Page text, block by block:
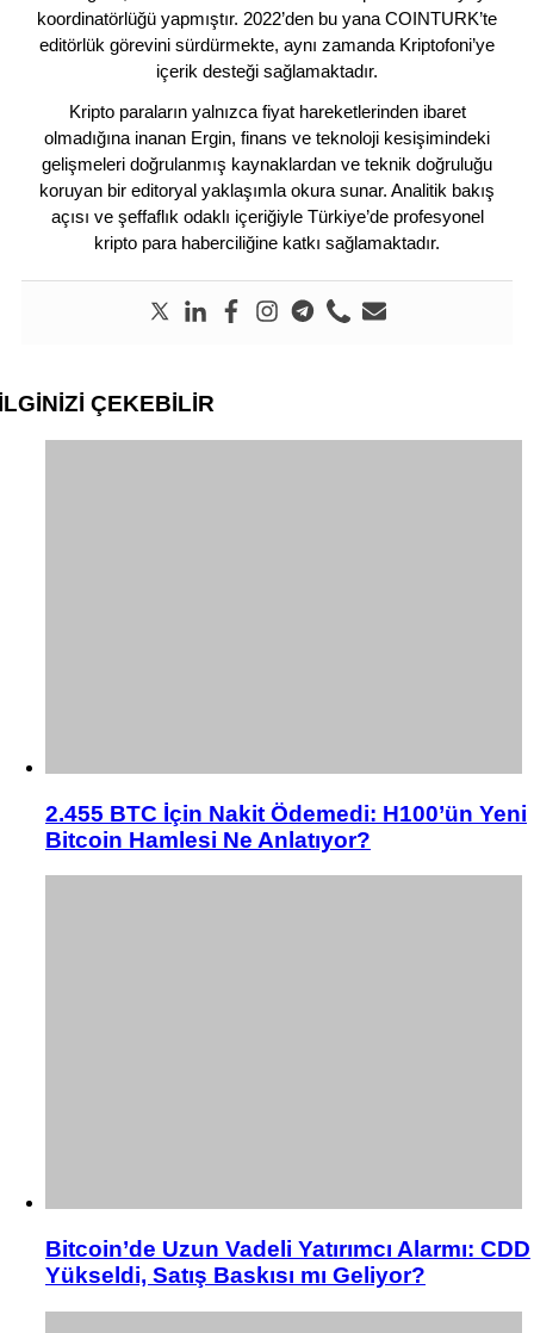
koordinatörlüğü yapmıştır. 2022’den bu yana COINTURK’te
editörlük görevini sürdürmekte, aynı zamanda Kriptofoni’ye
içerik desteği sağlamaktadır.
Kripto paraların yalnızca fiyat hareketlerinden ibaret
olmadığına inanan Ergin, finans ve teknoloji kesişimindeki
gelişmeleri doğrulanmış kaynaklardan ve teknik doğruluğu
koruyan bir editoryal yaklaşımla okura sunar. Analitik bakış
açısı ve şeffaflık odaklı içeriğiyle Türkiye’de profesyonel
kripto para haberciliğine katkı sağlamaktadır.
ÇEKEBİLİR
2.455 BTC İçin Nakit Ödemedi: H100’ün Yeni
Bitcoin Hamlesi Ne Anlatıyor?
Bitcoin’de Uzun Vadeli Yatırımcı Alarmı: CDD
Yükseldi, Satış Baskısı mı Geliyor?